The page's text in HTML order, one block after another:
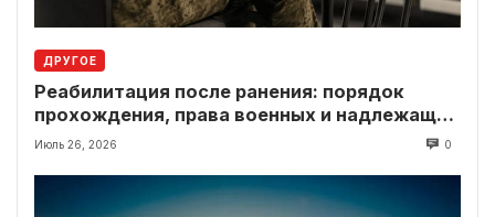
ДРУГОЕ
Реабилитация после ранения: порядок
прохождения, права военных и надлежащие
выплаты
Июль 26, 2026 0